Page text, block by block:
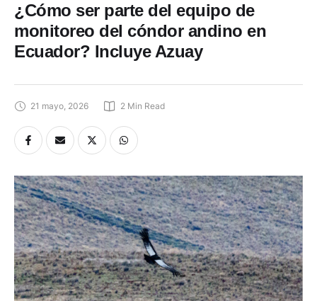
¿Cómo ser parte del equipo de
monitoreo del cóndor andino en
Ecuador? Incluye Azuay
21 mayo, 2026 2 Min Read